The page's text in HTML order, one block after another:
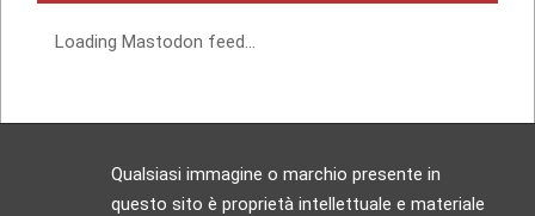
Loading Mastodon feed...
Qualsiasi immagine o marchio presente in
questo sito è proprietà intellettuale e materiale